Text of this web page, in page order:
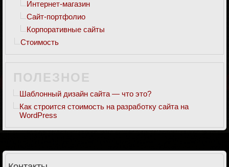
Интернет-магазин
Сайт-портфолио
Корпоративные сайты
Стоимость
ПОЛЕЗНОЕ
Шаблонный дизайн сайта — что это?
Как строится стоимость на разработку сайта на
WordPress